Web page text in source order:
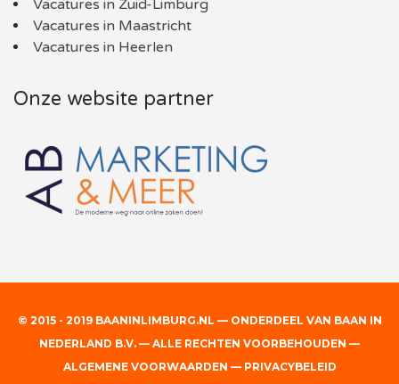
Vacatures in Zuid-Limburg
Vacatures in Maastricht
Vacatures in Heerlen
Onze website partner
© 2015 - 2019 BAANINLIMBURG.NL — ONDERDEEL VAN BAAN IN
NEDERLAND B.V. — ALLE RECHTEN VOORBEHOUDEN —
ALGEMENE VOORWAARDEN — PRIVACYBELEID